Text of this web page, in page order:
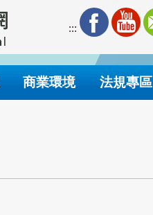
:::
商業環境 法規專區